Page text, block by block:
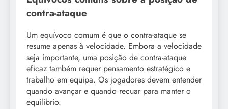
contra-ataque
Um equívoco comum é que o contra-ataque se
resume apenas à velocidade. Embora a velocidade
seja importante, uma posição de contra-ataque
eficaz também requer pensamento estratégico e
trabalho em equipa. Os jogadores devem entender
quando avançar e quando recuar para manter o
equilíbrio.